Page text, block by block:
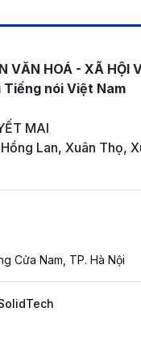
VĂN HOÁ - XÃ HỘI
Tiếng nói Việt Nam
MAI
Lan, Xuân Thọ,
Cửa Nam, TP. Hà Nội